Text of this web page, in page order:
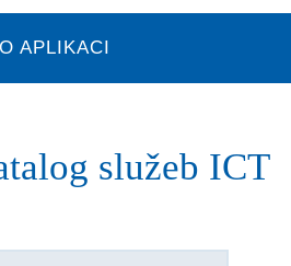
O APLIKACI
služeb ICT